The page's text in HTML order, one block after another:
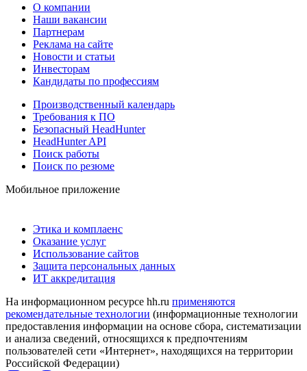
О компании
Наши вакансии
Партнерам
Реклама на сайте
Новости и статьи
Инвесторам
Кандидаты по профессиям
Производственный календарь
Требования к ПО
Безопасный HeadHunter
HeadHunter API
Поиск работы
Поиск по резюме
Мобильное приложение
Этика и комплаенс
Оказание услуг
Использование сайтов
Защита персональных данных
ИТ аккредитация
На информационном ресурсе hh.ru применяются
рекомендательные технологии (информационные технологии
предоставления информации на основе сбора, систематизации
и анализа сведений, относящихся к предпочтениям
пользователей сети «Интернет», находящихся на территории
Российской Федерации)